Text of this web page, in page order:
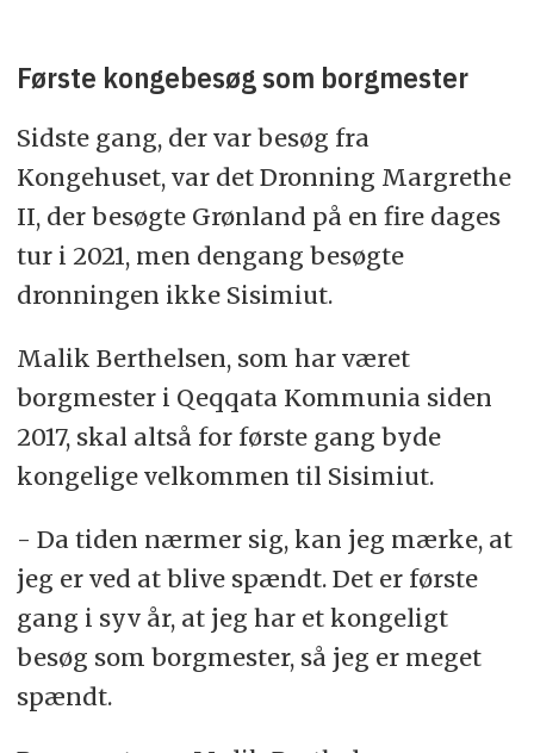
Første kongebesøg som borgmester
Sidste gang, der var besøg fra
Kongehuset, var det Dronning Margrethe
II, der besøgte Grønland på en fire dages
tur i 2021, men dengang besøgte
dronningen ikke Sisimiut.
Malik Berthelsen, som har været
borgmester i Qeqqata Kommunia siden
2017, skal altså for første gang byde
kongelige velkommen til Sisimiut.
- Da tiden nærmer sig, kan jeg mærke, at
jeg er ved at blive spændt. Det er første
gang i syv år, at jeg har et kongeligt
besøg som borgmester, så jeg er meget
spændt.